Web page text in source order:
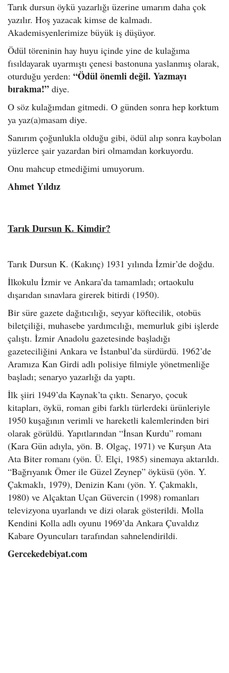
Tarık dursun öykü yazarlığı üzerine umarım daha çok
yazılır. Hoş yazacak kimse de kalmadı.
Akademisyenlerimize büyük iş düşüyor.
Ödül töreninin hay huyu içinde yine de kulağıma
fısıldayarak uyarmıştı çenesi bastonuna yaslanmış olarak,
oturduğu yerden: “Ödül önemli değil. Yazmayı
bırakma!” diye.
O söz kulağımdan gitmedi. O günden sonra hep korktum
ya yaz(a)masam diye.
Sanırım çoğunlukla olduğu gibi, ödül alıp sonra kaybolan
yüzlerce şair yazardan biri olmamdan korkuyordu.
Onu mahcup etmediğimi umuyorum.
Ahmet Yıldız
Tarık Dursun K. Kimdir?
Tarık Dursun K. (Kakınç) 1931 yılında İzmir’de doğdu.
İlkokulu İzmir ve Ankara’da tamamladı; ortaokulu
dışarıdan sınavlara girerek bitirdi (1950).
Bir süre gazete dağıtıcılığı, seyyar köftecilik, otobüs
biletçiliği, muhasebe yardımcılığı, memurluk gibi işlerde
çalıştı. İzmir Anadolu gazetesinde başladığı
gazeteciliğini Ankara ve İstanbul’da sürdürdü. 1962’de
Aramıza Kan Girdi adlı polisiye filmiyle yönetmenliğe
başladı; senaryo yazarlığı da yaptı.
İlk şiiri 1949’da Kaynak’ta çıktı. Senaryo, çocuk
kitapları, öykü, roman gibi farklı türlerdeki ürünleriyle
1950 kuşağının verimli ve hareketli kalemlerinden biri
olarak görüldü. Yapıtlarından “İnsan Kurdu” romanı
(Kara Gün adıyla, yön. B. Olgaç, 1971) ve Kurşun Ata
Ata Biter romanı (yön. Ü. Elçi, 1985) sinemaya aktarıldı.
“Bağrıyanık Ömer ile Güzel Zeynep” öyküsü (yön. Y.
Çakmaklı, 1979), Denizin Kanı (yön. Y. Çakmaklı,
1980) ve Alçaktan Uçan Güvercin (1998) romanları
televizyona uyarlandı ve dizi olarak gösterildi. Molla
Kendini Kolla adlı oyunu 1969’da Ankara Çuvaldız
Kabare Oyuncuları tarafından sahnelendirildi.
Gercekedebiyat.com